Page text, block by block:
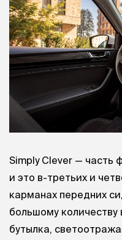
Simply Clever — часть
и это в-третьих и
карманах передних
большому
бутылка,